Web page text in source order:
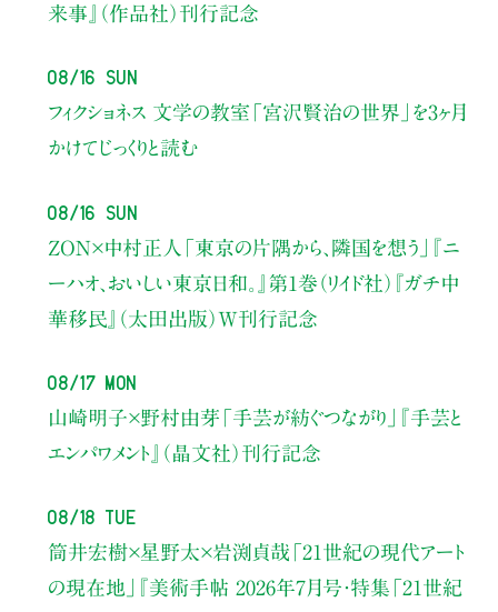
来事』（作品社）刊行記念
08/16 Sun
フィクショネス 文学の教室 「宮沢賢治の世界」を3ヶ月
かけてじっくりと読む
08/16 Sun
ZON×中村正人 「東京の片隅から、隣国を想う」
『ニ
ーハオ、おいしい東京日和。』第1巻（リイド社） 『ガチ中
華移民』（太田出版）W刊行記念
08/17 Mon
山崎明子×野村由芽 「手芸が紡ぐつながり」
『手芸と
エンパワメント』（晶文社）刊行記念
08/18 Tue
筒井宏樹×星野太×岩渕貞哉 「21世紀の現代アート
の現在地」
『美術手帖 2026年7月号・特集「21世紀